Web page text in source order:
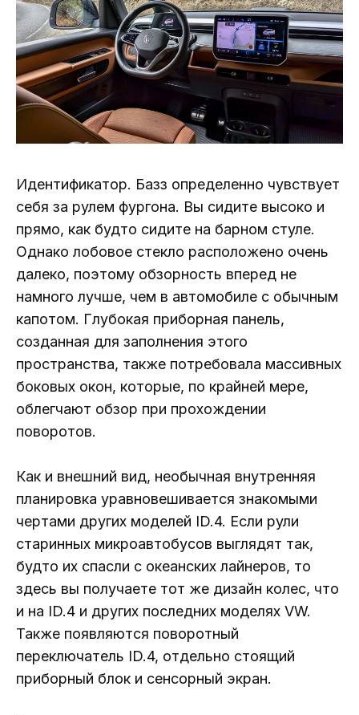
Идентификатор. Базз определенно чувствует
себя за рулем фургона. Вы сидите высоко и
прямо, как будто сидите на барном стуле.
Однако лобовое стекло расположено очень
далеко, поэтому обзорность вперед не
намного лучше, чем в автомобиле с обычным
капотом. Глубокая приборная панель,
созданная для заполнения этого
пространства, также потребовала массивных
боковых окон, которые, по крайней мере,
облегчают обзор при прохождении
поворотов.
Как и внешний вид, необычная внутренняя
планировка уравновешивается знакомыми
чертами других моделей ID.4. Если рули
старинных микроавтобусов выглядят так,
будто их спасли с океанских лайнеров, то
здесь вы получаете тот же дизайн колес, что
и на ID.4 и других последних моделях VW.
Также появляются поворотный
переключатель ID.4, отдельно стоящий
приборный блок и сенсорный экран.